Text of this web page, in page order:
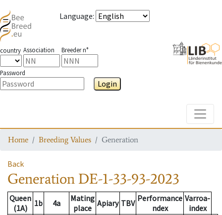
Language:
country Association Breeder n°
Password
Login
Home Breeding Values Generation
Back
Generation DE-1-33-93-2023
Queen
(1A)
1b 4a
Mating
place Apiary TBV Performance
ndex
Varroa-
index